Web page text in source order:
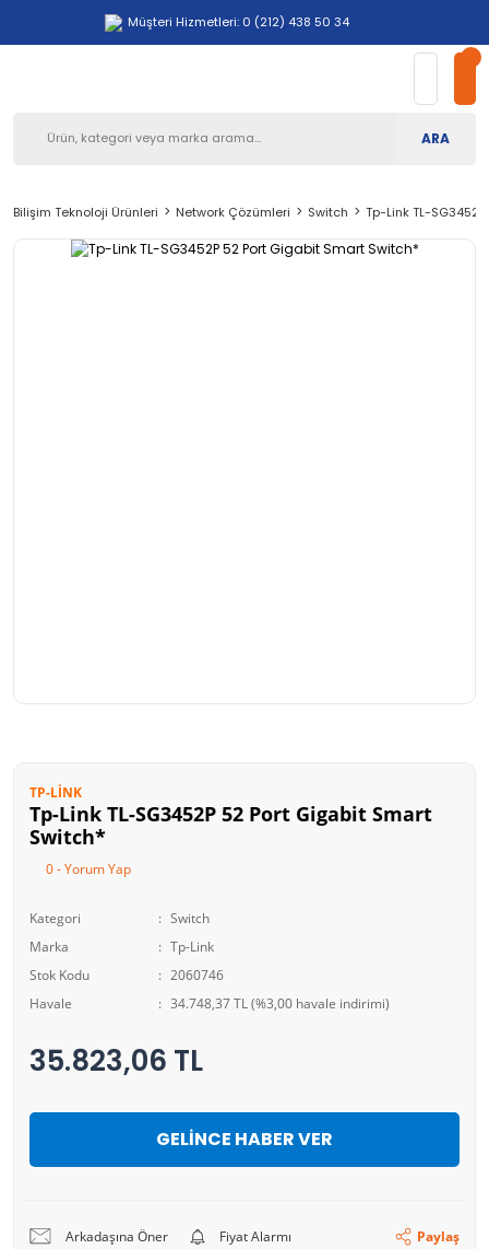
Müşteri Hizmetleri: 0 (212) 438 50 34
ARA
Bilişim Teknoloji Ürünleri Network Çözümleri Switch Tp-Link TL-
TP-LINK
Tp-Link TL-SG3452P 52 Port Gigabit Smart
Switch*
0 - Yorum Yap
Kategori
Switch
Marka
Tp-Link
Stok Kodu
2060746
Havale
34.748,37 TL (%3,00 havale indirimi)
35.823,06 TL
GELİNCE HABER VER
Arkadaşına Öner Fiyat Alarmı Paylaş